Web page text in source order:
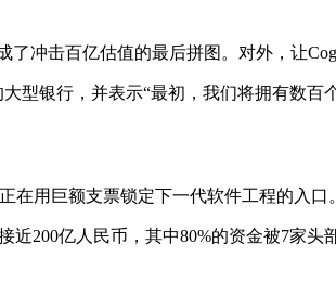
冲击百亿估值的最后拼图。对外，让
型银行，并表示“最初，我们将拥有数
用巨额支票锁定下一代软件工程的入口。
200亿人民币，其中80%的资金被7家